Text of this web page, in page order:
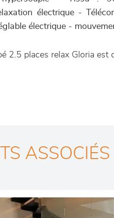
électrique -
électrique -
2.5 places relax Gloria
ASSOCIÉS